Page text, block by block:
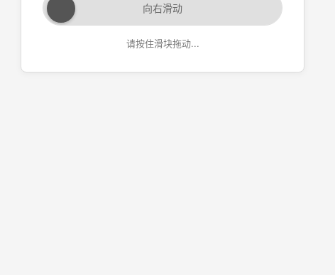
向右滑动
请按住滑块拖动...